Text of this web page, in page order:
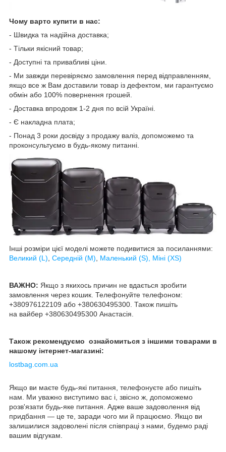
Чому варто купити в нас:
- Швидка та надійна доставка;
- Тільки якісний товар;
- Доступні та привабливі ціни.
- Ми завжди перевіряємо замовлення перед відправленням,
якщо все ж Вам доставили товар із дефектом, ми гарантуємо
обмін або 100% повернення грошей.
- Доставка впродовж 1-2 дня по всій Україні.
- Є накладна плата;
- Понад 3 роки досвіду з продажу валіз, допоможемо та
проконсультуємо в будь-якому питанні.
Інші розміри цієї моделі можете подивитися за посиланнями:
Великий (L) Середній (M) Маленький (S), Міні (XS)
ВАЖНО: Якщо з якихось причин не вдається зробити
замовлення через кошик. Телефонуйте телефоном:
+380976122109 або +380630495300. Також пишіть
на вайбер +380630495300 Анастасія.
Також рекомендуємо ознайомиться з іншими товарами в
нашому інтернет-магазині:
lostbag.com.ua
Якщо ви маєте будь-які питання, телефонуєте або пишіть
нам. Ми уважно виступимо вас і, звісно ж, допоможемо
розв'язати будь-яке питання. Адже ваше задоволення від
придбання — це те, заради чого ми й працюємо. Якщо ви
залишилися задоволені після співпраці з нами, будемо раді
вашим відгукам.